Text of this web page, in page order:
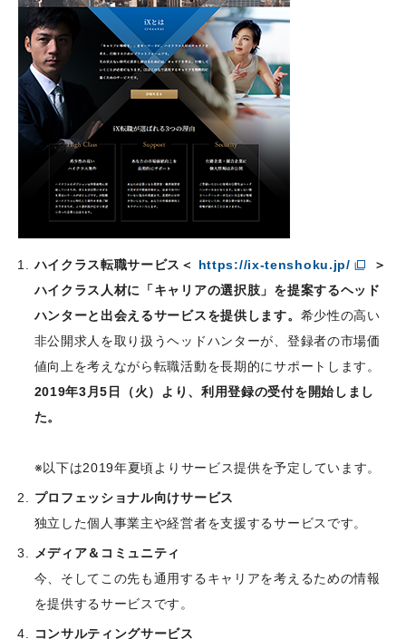
ハイクラス転職サービス＜ https://ix-tenshoku.jp/
＞
ハイクラス人材に「キャリアの選択肢」を提案するヘッド
ハンターと出会えるサービスを提供します。 希少性の高い
非公開求人を取り扱うヘッドハンターが、登録者の市場価
値向上を考えながら転職活動を長期的にサポートします。
2019年3月5日（火）より、利用登録の受付を開始しまし
た。
※以下は2019年夏頃よりサービス提供を予定しています。
プロフェッショナル向けサービス
独立した個人事業主や経営者を支援するサービスです。
メディア＆コミュニティ
今、そしてこの先も通用するキャリアを考えるための情報
を提供するサービスです。
コンサルティングサービス